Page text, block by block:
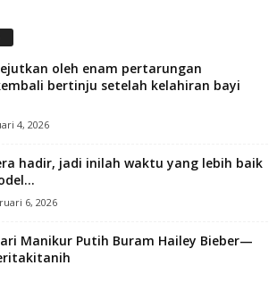
oleh enam pertarungan
bertinju setelah kelahiran bayi
4, 2026
hadir, jadi inilah waktu yang lebih baik
6, 2026
Manikur Putih Buram Hailey Bieber—